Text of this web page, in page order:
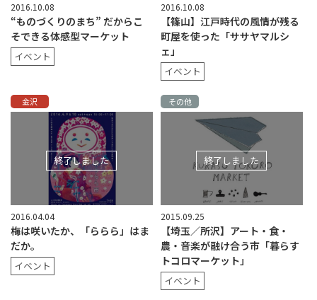
2016.10.08
“ものづくりのまち” だからこ
そできる体感型マーケット
イベント
2016.10.08
【篠山】江戸時代の風情が残る
町屋を使った「ササヤマルシ
ェ」
イベント
金沢
終了しました
2016.04.04
梅は咲いたか、「ららら」はま
だか。
イベント
その他
終了しました
2015.09.25
【埼玉／所沢】アート・食・
農・音楽が融け合う市「暮らす
トコロマーケット」
イベント